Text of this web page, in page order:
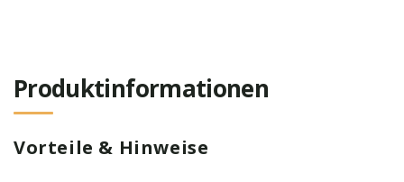
Produktinformationen
Vorteile & Hinweise